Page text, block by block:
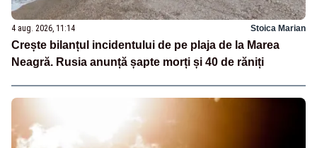
4 aug. 2026, 11:14 Stoica Marian
Crește bilanțul incidentului de pe plaja de la Marea
Neagră. Rusia anunță șapte morți și 40 de răniți